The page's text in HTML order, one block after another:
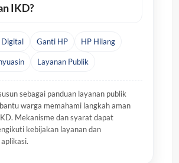
IKD?
Digital Ganti HP HP Hilang
Layanan Publik
sebagai panduan layanan publik
warga memahami langkah aman
Mekanisme dan syarat dapat
kebijakan layanan dan